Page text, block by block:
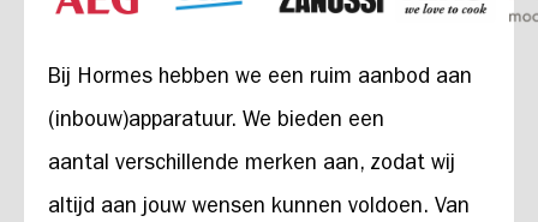
Bij Hormes hebben we een ruim aanbod aan
(inbouw)apparatuur. We bieden een
aantal verschillende merken aan, zodat wij
altijd aan jouw wensen kunnen voldoen. Van